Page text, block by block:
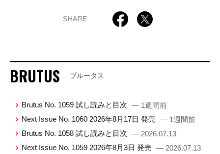
SHARE
BRUTUS ブルータス
Brutus No. 1059 試し読みと目次 — 1週間前
Next Issue No. 1060 2026年8月17日 発売 — 1週間前
Brutus No. 1058 試し読みと目次 — 2026.07.13
Next Issue No. 1059 2026年8月3日 発売 — 2026.07.13